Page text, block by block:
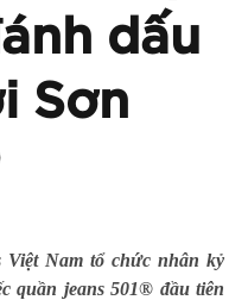
dấu
Sơn
Việt Nam tổ chức nhân kỷ
quần jeans 501® đầu tiên